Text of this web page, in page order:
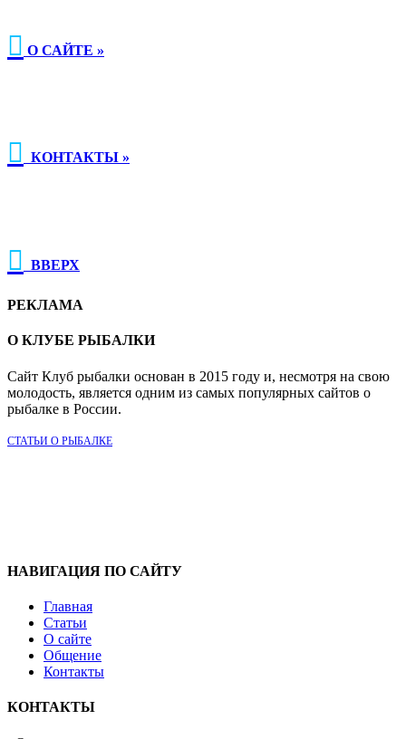
 О САЙТЕ »
 КОНТАКТЫ »
 ВВЕРХ
РЕКЛАМА
О КЛУБЕ РЫБАЛКИ
Сайт Клуб рыбалки основан в 2015 году и, несмотря на свою
молодость, является одним из самых популярных сайтов о
рыбалке в России.
СТАТЬИ О РЫБАЛКЕ
НАВИГАЦИЯ ПО САЙТУ
Главная
Статьи
О сайте
Общение
Контакты
КОНТАКТЫ